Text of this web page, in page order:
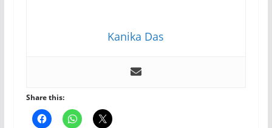
Kanika Das
Share this: